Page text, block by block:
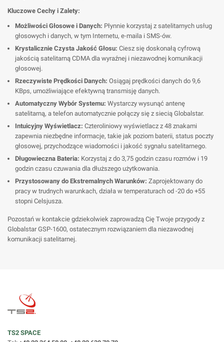
Kluczowe Cechy i Zalety:
Możliwości Głosowe i Danych: Płynnie korzystaj z satelitarnych usług
głosowych i danych, w tym Internetu, e-maila i SMS-ów.
Krystalicznie Czysta Jakość Głosu: Ciesz się doskonałą cyfrową
jakością satelitarną CDMA dla wyraźnej i niezawodnej komunikacji
głosowej.
Rzeczywiste Prędkości Danych: Osiągaj prędkości danych do 9,6
KBps, umożliwiające efektywną transmisję danych.
Automatyczny Wybór Systemu: Wystarczy wysunąć antenę
satelitarną, a telefon automatycznie połączy się z siecią Globalstar.
Intuicyjny Wyświetlacz: Czteroliniowy wyświetlacz z 48 znakami
zapewnia niezbędne informacje, takie jak poziom baterii, status poczty
głosowej, przychodzące wiadomości i jakość sygnału satelitarnego.
Długowieczna Bateria: Korzystaj z do 3,75 godzin czasu rozmów i 19
godzin czasu czuwania dla dłuższego użytkowania.
Przystosowany do Ekstremalnych Warunków: Zaprojektowany do
pracy w trudnych warunkach, działa w temperaturach od -20 do +55
stopni Celsjusza.
Pozostań w kontakcie gdziekolwiek zaprowadzą Cię Twoje przygody z
Globalstar GSP-1600, ostatecznym rozwiązaniem dla niezawodnej
komunikacji satelitarnej.
TS2 SPACE